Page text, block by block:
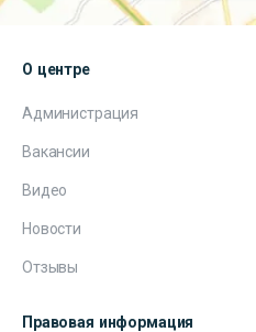
О центре
Администрация
Вакансии
Видео
Новости
Отзывы
Правовая информация